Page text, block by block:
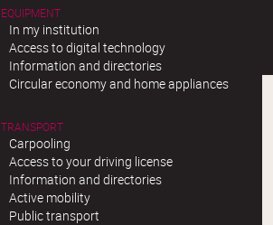
EQUIPMENT
In my institution
Access to digital technology
Information and directories
Circular economy and home appliances
TRANSPORT
Carpooling
Access to your driving license
Information and directories
Active mobility
Public transport